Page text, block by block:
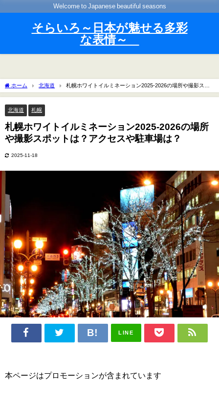
Welcome to Japanese beautiful seasons
そらいろ～日本が魅せる多彩
な表情～
ホーム 北海道
札幌ホワイトイルミネーション2025-2026の場所や撮影スポ
ットは？アクセスや駐車場は？
北海道 札幌
札幌ホワイトイルミネーション2025-2026の場所
や撮影スポットは？アクセスや駐車場は？
2025-11-18
LINE
本ページはプロモーションが含まれています